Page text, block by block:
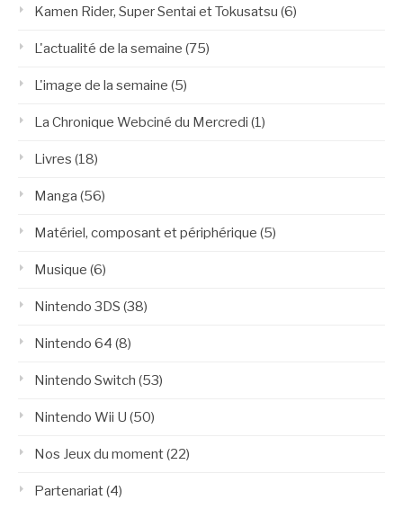
Kamen Rider, Super Sentai et Tokusatsu (6)
L'actualité de la semaine (75)
L'image de la semaine (5)
La Chronique Webciné du Mercredi (1)
Livres (18)
Manga (56)
Matériel, composant et périphérique (5)
Musique (6)
Nintendo 3DS (38)
Nintendo 64 (8)
Nintendo Switch (53)
Nintendo Wii U (50)
Nos Jeux du moment(22)
Partenariat(4)